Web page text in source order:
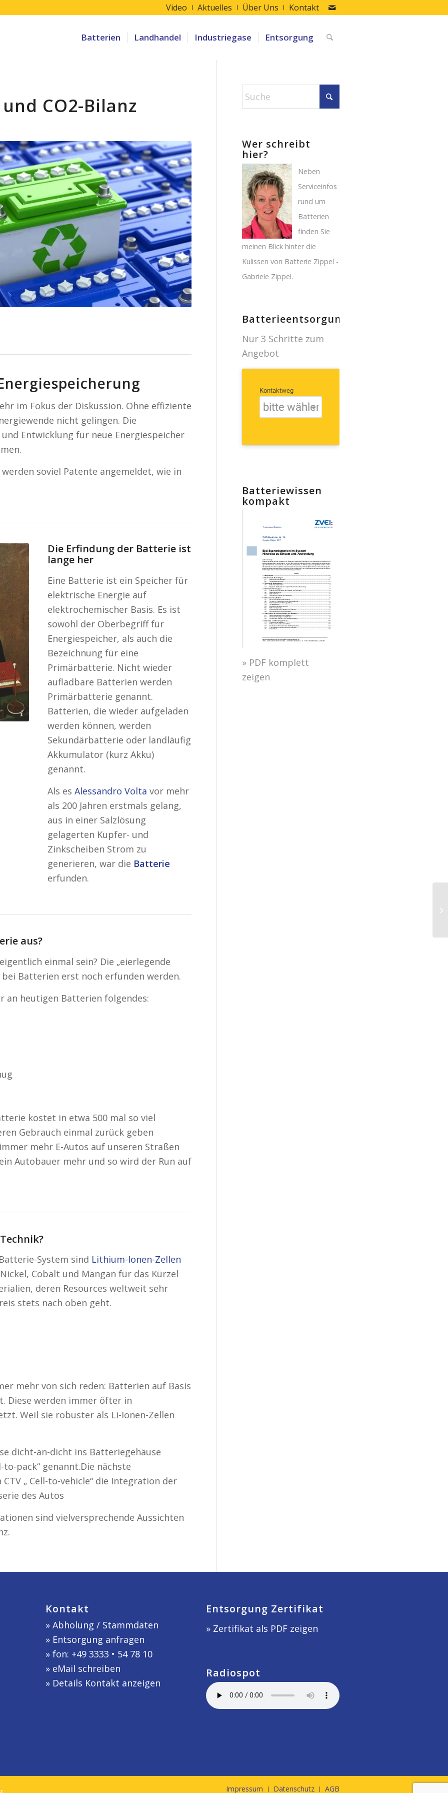
Video Aktuelles Über Uns Kontakt
Batterien Landhandel Industriegase Entsorgung
CO2-Bilanz
und CO2-
Bilanz
im Fokus der Diskussion. Ohne effiziente
nicht gelingen. Die
Entwicklung für neue Energiespeicher
soviel Patente angemeldet, wie in
Die Erfindung der Batterie ist
lange her
Eine Batterie ist ein Speicher für
elektrische Energie auf
elektrochemischer Basis. Es ist
sowohl der Oberbegriff für
Energiespeicher, als auch die
Bezeichnung für eine
Primärbatterie. Nicht wieder
aufladbare Batterien werden
Primärbatterie genannt.
Batterien, die wieder aufgeladen
werden können, werden
Sekundärbatterie oder landläufig
Akkumulator (kurz Akku)
genannt.
Als es Alessandro Volta vor mehr
als 200 Jahren erstmals gelang,
aus in einer Salzlösung
gelagerten Kupfer- und
Zinkscheiben Strom zu
generieren, war die Batterie
erfunden.
aus?
einmal sein? Die „eierlegende
bei Batterien erst noch erfunden werden.
an heutigen Batterien folgendes:
kostet in etwa 500 mal so viel
Gebrauch einmal zurück geben
mehr E-Autos auf unseren Straßen
Autobauer mehr und so wird der Run auf
System sind Lithium-Ionen-Zellen
Cobalt und Mangan für das Kürzel
deren Resources weltweit sehr
stets nach oben geht.
mehr von sich reden: Batterien auf Basis
Diese werden immer öfter in
Weil sie robuster als Li-Ionen-Zellen
dicht-an-dicht ins Batteriegehäuse
pack“ genannt.Die nächste
„ Cell-to-vehicle“ die Integration der
des Autos
sind vielversprechende Aussichten
Wer schreibt
hier?
Neben
Serviceinfos
rund um
Batterien
finden Sie
meinen Blick hinter die
Kulissen von Batterie Zippel -
Gabriele Zippel.
Batterieentsorgung
Nur 3 Schritte zum
Angebot
Kontaktweg
Batteriewissen
kompakt
» PDF komplett
zeigen
Kontakt
» Abholung / Stammdaten
» Entsorgung anfragen
» fon: +49 3333 • 54 78 10
» eMail schreiben
» Details Kontakt anzeigen
Entsorgung Zertifikat
» Zertifikat als PDF zeigen
Radiospot
Impressum Datenschutz AGB